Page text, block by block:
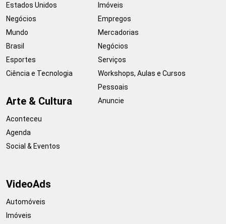
Estados Unidos
Negócios
Mundo
Brasil
Esportes
Ciência e Tecnologia
Arte & Cultura
Aconteceu
Agenda
Social & Eventos
Imóveis
Empregos
Mercadorias
Negócios
Serviços
Workshops, Aulas e Cursos
Pessoais
Anuncie
VideoAds
Automóveis
Imóveis